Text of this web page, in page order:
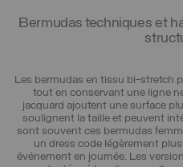
Bermudas techniques et
Les bermudas en tissu bi-stretch
tout en conservant une ligne
jacquard ajoutent une surface
soulignent la taille et peuvent
sont souvent ces bermudas
un dress code légèrement
événement en journée. Les